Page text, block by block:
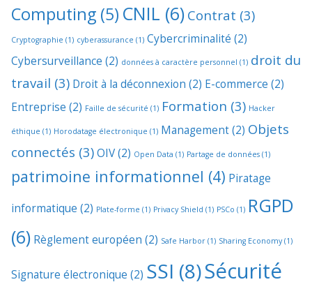
Computing (5) CNIL (6) Contrat (3)
Cryptographie (1) cyberassurance (1) Cybercriminalité (2)
Cybersurveillance (2) données à caractère personnel (1) droit du
travail (3) Droit à la déconnexion (2) E-commerce (2)
Entreprise (2) Faille de sécurité (1) Formation (3) Hacker
éthique (1) Horodatage électronique (1) Management(2) Objets
connectés (3)OIV(2) Open Data (1) Partage de données (1)
patrimoine informationnel (4) Piratage
informatique (2) Plate-forme (1) Privacy Shield (1) PSCo (1) RGPD
(6) Règlement européen (2) Safe Harbor (1) Sharing Economy(1)
Signature électronique (2) SSI (8)Sécurité